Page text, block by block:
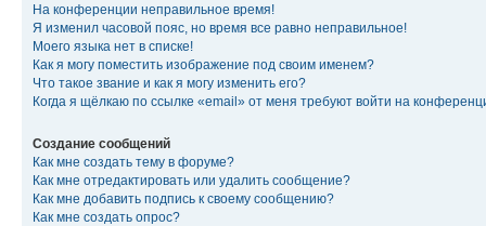
На конференции неправильное время!
Я изменил часовой пояс, но время все равно неправильное!
Моего языка нет в списке!
Как я могу поместить изображение под своим именем?
Что такое звание и как я могу изменить его?
Когда я щёлкаю по ссылке «email» от меня требуют войти на
Создание сообщений
Как мне создать тему в форуме?
Как мне отредактировать или удалить сообщение?
Как мне добавить подпись к своему сообщению?
Как мне создать опрос?